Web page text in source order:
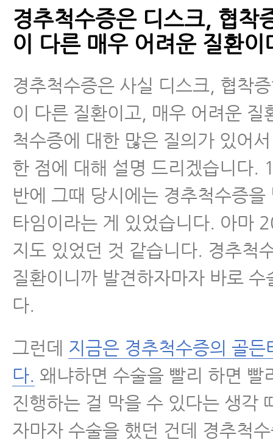
근육파열
디스크 내장증
경추척수증은 디스크, 협착
이 다른 매우 어려운 질환이
경추척수증은 사실 디스크, 협착
이 다른 질환이고, 매우 어려운 질
척수증에 대한 많은 질의가 있어
한 점에 대해 설명 드리겠습니다.
반에 그때 당시에는 경추척수증을
타임이라는 게 있었습니다. 아마
지도 있었던 것 같습니다. 경추척
질환이니까 발견하자마자 바로 수
다.
그런데 지금은 경추척수증의 골든
다. 왜냐하면 수술을 빨리 하면 빨
진행하는 걸 막을 수 있다는 생각
자마자 수술을 했던 건데 경추척